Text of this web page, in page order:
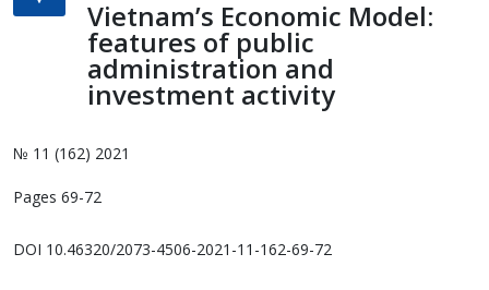
Vietnam’s Economic Model:
features of public
administration and
investment activity
№ 11 (162) 2021
Pages 69-72
DOI 10.46320/2073-4506-2021-11-162-69-72